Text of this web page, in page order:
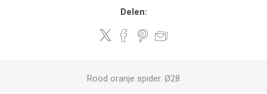
Delen:
Rood oranje spider. Ø28